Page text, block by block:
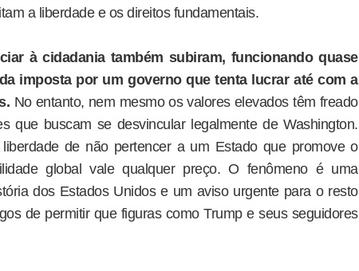
a liberdade e os direitos fundamentais.
à cidadania também subiram, funcionando quase
imposta por um governo que tenta lucrar até com a
No entanto, nem mesmo os valores elevados têm freado
que buscam se desvincular legalmente de Washington.
de não pertencer a um Estado que promove o
global vale qualquer preço. O fenômeno é uma
dos Estados Unidos e um aviso urgente para o resto
de permitir que figuras como Trump e seus seguidores